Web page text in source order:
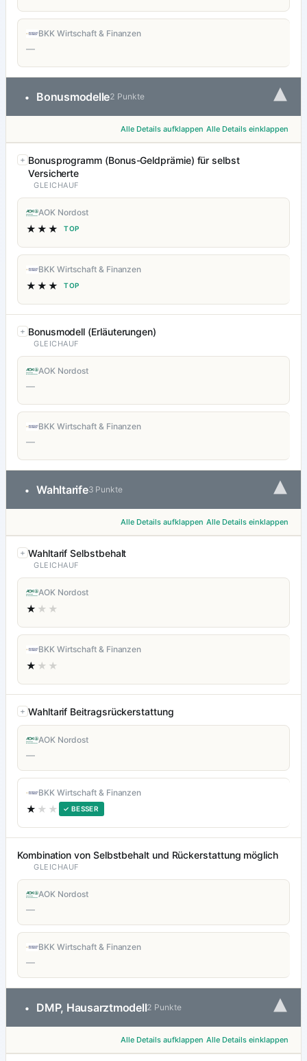
BKK Wirtschaft & Finanzen
—
• Bonusmodelle2 Punkte ▾
Alle Details aufklappen Alle Details einklappen
Bonusprogramm (Bonus-Geldprämie) für selbst
Versicherte
GLEICHAUF
AOK Nordost
★★★ TOP
BKK Wirtschaft & Finanzen
★★★ TOP
Bonusmodell (Erläuterungen)
GLEICHAUF
AOK Nordost
—
BKK Wirtschaft & Finanzen
—
• Wahltarife3 Punkte ▾
Alle Details aufklappen Alle Details einklappen
Wahltarif Selbstbehalt
GLEICHAUF
AOK Nordost
★ ★★
BKK Wirtschaft & Finanzen
★ ★★
Wahltarif Beitragsrückerstattung
AOK Nordost
—
BKK Wirtschaft & Finanzen
★ ★★ ✓ BESSER
Kombination von Selbstbehalt und Rückerstattung möglich
GLEICHAUF
AOK Nordost
—
BKK Wirtschaft & Finanzen
—
• DMP, Hausarztmodell2 Punkte ▾
Alle Details aufklappen Alle Details einklappen